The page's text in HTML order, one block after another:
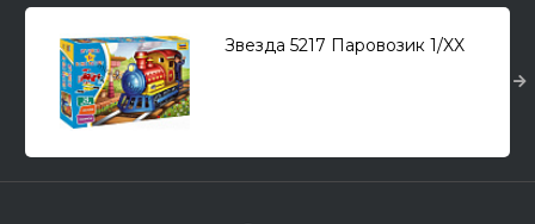
Звезда 5217 Паровозик 1/XX